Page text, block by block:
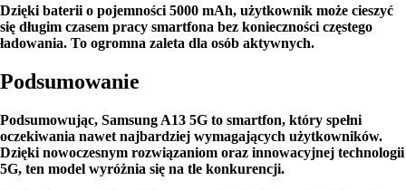
Dzięki baterii o pojemności 5000 mAh, użytkownik może cieszyć
się długim czasem pracy smartfona bez konieczności częstego
ładowania. To ogromna zaleta dla osób aktywnych.
Podsumowanie
Podsumowując, Samsung A13 5G to smartfon, który spełni
oczekiwania nawet najbardziej wymagających użytkowników.
Dzięki nowoczesnym rozwiązaniom oraz innowacyjnej technologii
5G, ten model wyróżnia się na tle konkurencji.